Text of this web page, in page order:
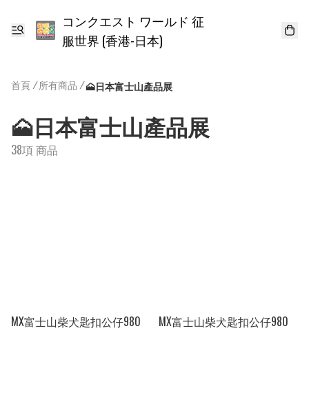
コンクエスト ワールド 征
服世界 (香港-日本)
首頁/所有商品 /🗻日本富士山產品展
🗻日本富士山產品展
38項 商品
MX富士山柴犬匙扣公仔980 MX富士山柴犬匙扣公仔980